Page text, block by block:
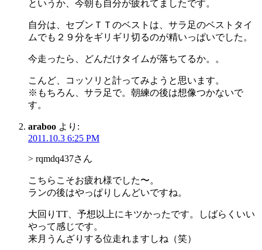
というか、今朝も自分が疲れてましたです。
自分は、セブンＴＴのベストは、サラ足のベストタイ
ムでも２９分をギリギリ切るのが精いっぱいでした。
今走ったら、どんだけタイムが落ちてるか。。
こんど、コッソリと計ってみようと思います。
※もちろん、サラ足で。朝練の後は想像つかないで
す。
araboo より:
2011.10.3 6:25 PM
> rqmdq437さん
こちらこそお疲れ様でした〜。
ランの後はやっぱりしんどいですね。
大回りTT、予想以上にキツかったです。しばらくいい
やって感じです。
来月うんざりする位走れますしね（笑）